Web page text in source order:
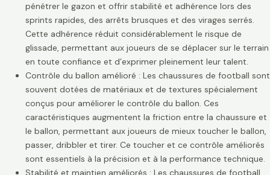
pénétrer le gazon et offrir stabilité et adhérence lors des
sprints rapides, des arrêts brusques et des virages serrés.
Cette adhérence réduit considérablement le risque de
glissade, permettant aux joueurs de se déplacer sur le terrain
en toute confiance et d’exprimer pleinement leur talent.
Contrôle du ballon amélioré : Les chaussures de football sont
souvent dotées de matériaux et de textures spécialement
conçus pour améliorer le contrôle du ballon. Ces
caractéristiques augmentent la friction entre la chaussure et
le ballon, permettant aux joueurs de mieux toucher le ballon,
passer, dribbler et tirer. Ce toucher et ce contrôle améliorés
sont essentiels à la précision et à la performance technique.